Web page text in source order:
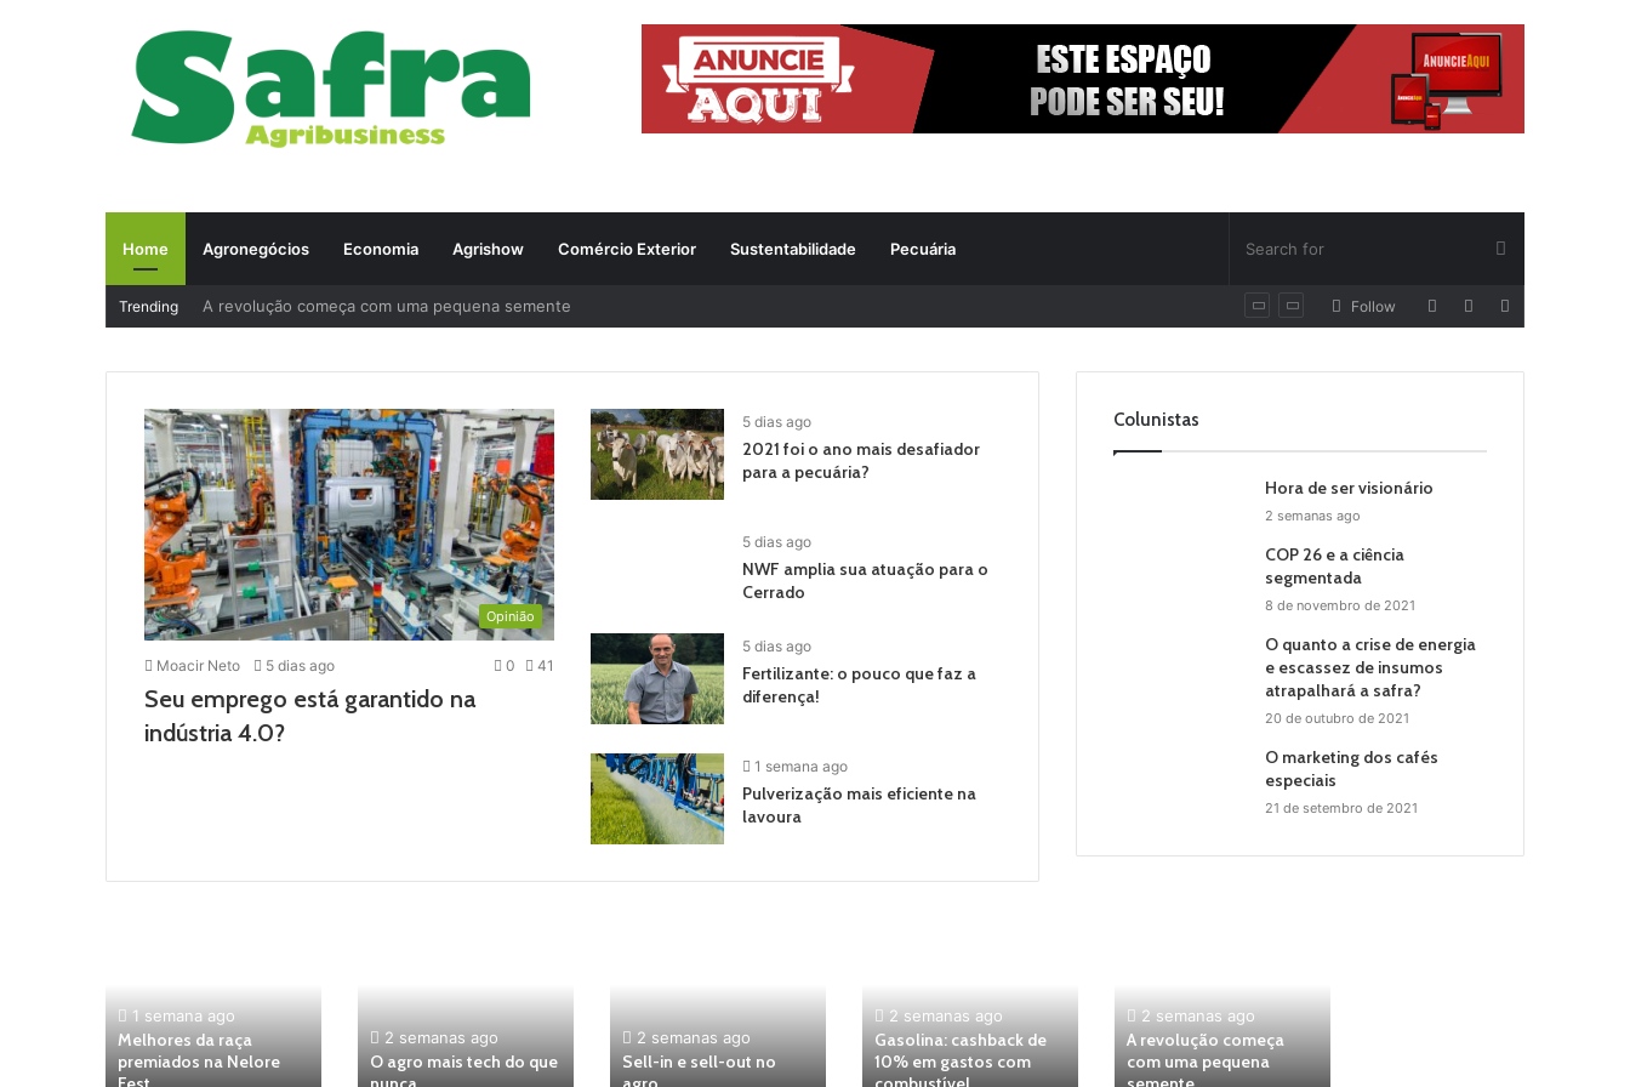
Home Agronegócios Economia Agrishow Comércio Exterior Sustentabilidade Pecuária
Trending A revolução começa com uma pequena semente Random
Follow
Opinião
Moacir Neto 5 dias ago 0 41
Seu emprego está garantido na
indústria 4.0?
5 dias ago
2021 foi o ano mais desafiador
para a pecuária?
5 dias ago
NWF amplia sua atuação para o
Cerrado
5 dias ago
Fertilizante: o pouco que faz a
diferença!
1 semana ago
Pulverização mais eficiente na
lavoura
Colunistas
Hora de ser visionário
2 semanas ago
COP 26 e a ciência
segmentada
8 de novembro de 2021
O quanto a crise de energia
e escassez de insumos
atrapalhará a safra?
20 de outubro de 2021
O marketing dos cafés
especiais
21 de setembro de 2021
1 semana ago
Melhores da raça
premiados na Nelore
2 semanas ago
O agro mais tech do que
2 semanas ago
Sell-in e sell-out no
2 semanas ago
Gasolina: cashback de
10% em gastos com
2 semanas ago
A revolução começa
com uma pequena